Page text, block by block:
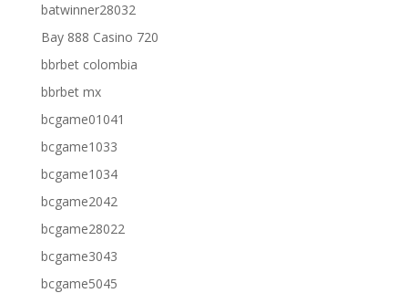
batwinner28032
Bay 888 Casino 720
bbrbet colombia
bbrbet mx
bcgame01041
bcgame1033
bcgame1034
bcgame2042
bcgame28022
bcgame3043
bcgame5045